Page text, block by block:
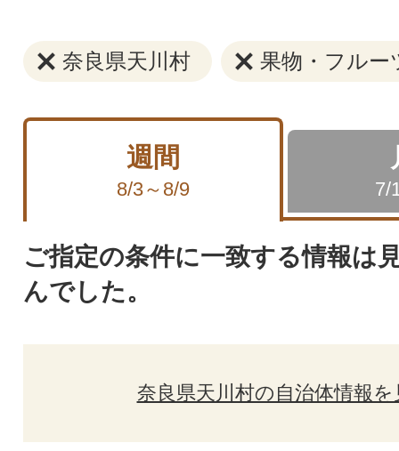
奈良県天川村 果物・フルー
週間
8/3～8/9 7/
ご指定の条件に一致する情報は
んでした。
奈良県天川村の自治体情報を